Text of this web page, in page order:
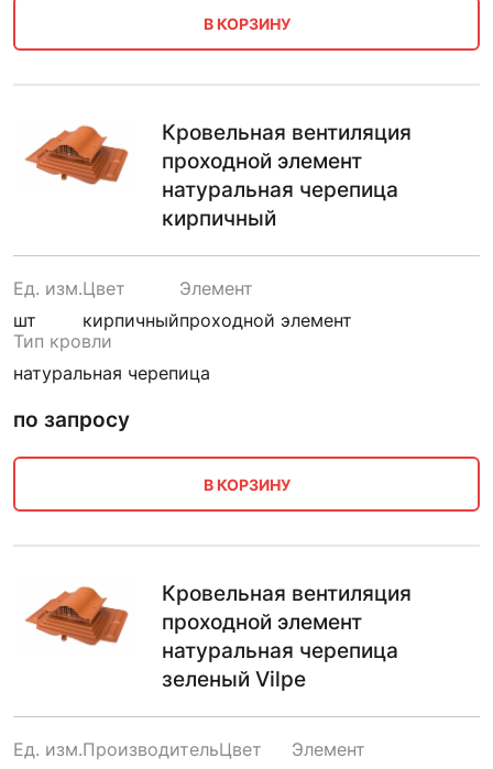
В КОРЗИНУ
Кровельная вентиляция
проходной элемент
натуральная черепица
кирпичный
Ед. изм.
шт
Цвет
кирпичный
Элемент
проходной элемент
Тип кровли
натуральная черепица
по запросу
В КОРЗИНУ
Кровельная вентиляция
проходной элемент
натуральная черепица
зеленый Vilpe
Ед. изм.ПроизводительЦвет
Элемент